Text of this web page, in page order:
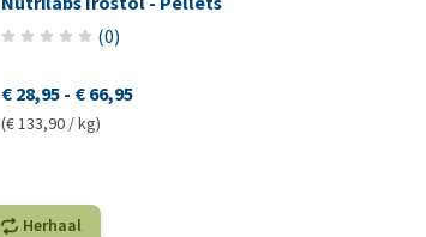
(0)
€ 28,95- € 66,95
(€ 133,90 / kg)
Herhaal